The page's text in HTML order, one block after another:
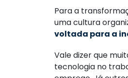
Para a
uma cultura
voltada para a
Vale dizer que
tecnologia no